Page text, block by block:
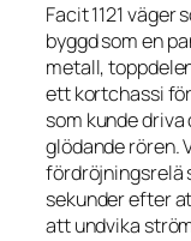
Facit 1121 väger
byggd som en
metall,
ett kortchassi
som kunde
glödande rören.
fördröjningsrelä
sekunder efter
att undvika